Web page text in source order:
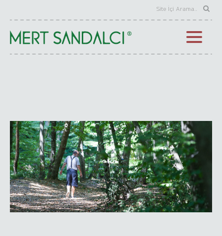
Eczacılık Tarihi Kitapları Listesi
Eczacılık Tarihi Makaleleri
Karma Kitaplar Seçkisi
Karma Kitaplar Listesi
Karma Makaleler